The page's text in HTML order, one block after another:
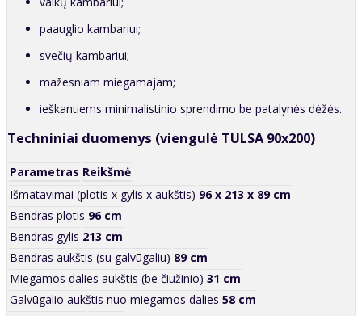
paauglio kambariui;
svečių kambariui;
mažesniam miegamajam;
ieškantiems minimalistinio sprendimo be patalynės dėžės.
Techniniai duomenys (viengulė TULSA 90x200)
Parametras Reikšmė
Išmatavimai (plotis x gylis x aukštis) 96 x 213 x 89 cm
Bendras plotis 96 cm
Bendras gylis 213 cm
Bendras aukštis (su galvūgaliu) 89 cm
Miegamos dalies aukštis (be čiužinio) 31 cm
Galvūgalio aukštis nuo miegamos dalies 58 cm